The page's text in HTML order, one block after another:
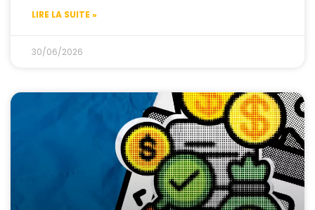
LIRE LA SUITE »
30/06/2026